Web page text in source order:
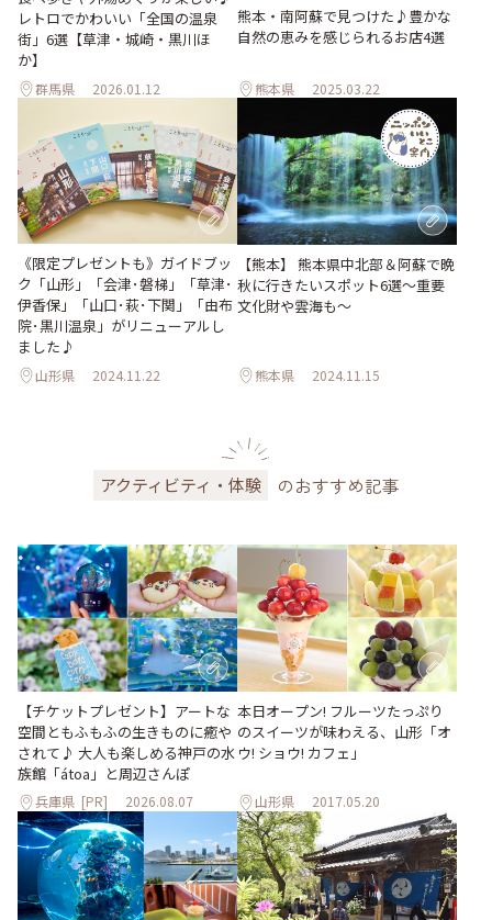
レトロでかわいい「全国の温泉
街」6選【草津・城崎・黒川ほ
か】
群馬県 2026.01.12
熊本・南阿蘇で見つけた♪豊かな
自然の恵みを感じられるお店4選
熊本県 2025.03.22
《限定プレゼントも》ガイドブッ
ク「山形」「会津･磐梯」「草津･
伊香保」「山口･萩･下関」「由布
院･黒川温泉」がリニューアルし
ました♪
山形県 2024.11.22
【熊本】 熊本県中北部＆阿蘇で晩
秋に行きたいスポット6選〜重要
文化財や雲海も〜
熊本県 2024.11.15
アクティビティ・体験 のおすすめ記事
【チケットプレゼント】アートな
空間ともふもふの生きものに癒や
されて♪ 大人も楽しめる神戸の水
族館「átoa」と周辺さんぽ
兵庫県 [PR] 2026.08.07
本日オープン! フルーツたっぷり
のスイーツが味わえる、山形「オ
ウ! ショウ! カフェ」
山形県 2017.05.20